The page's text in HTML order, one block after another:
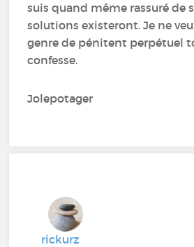
suis quand même rassuré de
solutions existeront. Je ne
genre de pénitent perpétuel
confesse.
Jolepotager
rickurz